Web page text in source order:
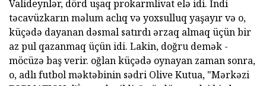
Valideynlər, dörd uşaq prokarmlivat elə idi. İndi
təcavüzkarın məlum aclıq və yoxsulluq yaşayır və o,
küçədə dayanan dəsmal satırdı ərzaq almaq üçün bir
az pul qazanmaq üçün idi. Lakin, doğru demək -
möcüzə baş verir. oğlan küçədə oynayan zaman sonra,
o, adlı futbol məktəbinin sədri Olive Kutua, "Mərkəzi